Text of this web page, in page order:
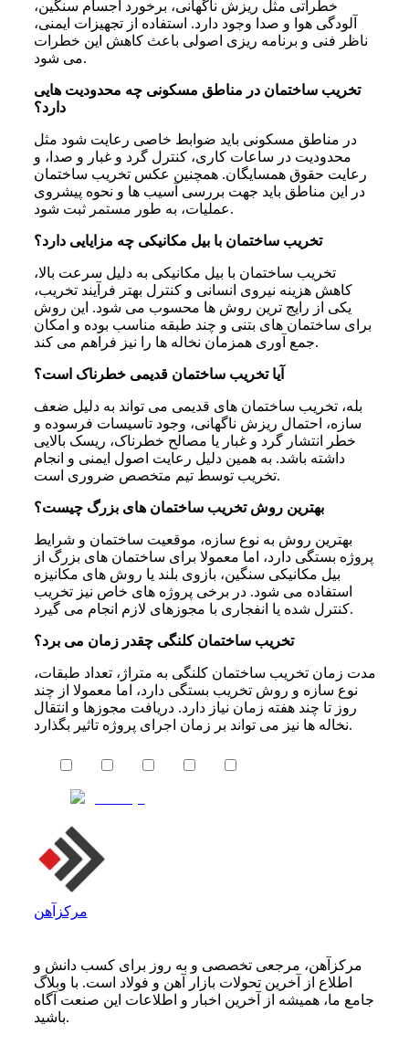
خطراتی مثل ریزش ناگهانی، برخورد اجسام سنگین،
آلودگی هوا و صدا وجود دارد. استفاده از تجهیزات ایمنی،
ناظر فنی و برنامه ریزی اصولی باعث کاهش این خطرات
می شود.
تخریب ساختمان در مناطق مسکونی چه محدودیت هایی
دارد؟
در مناطق مسکونی باید ضوابط خاصی رعایت شود مثل
محدودیت در ساعات کاری، کنترل گرد و غبار و صدا، و
رعایت حقوق همسایگان. همچنین عکس تخریب ساختمان
در این مناطق باید جهت بررسی آسیب ها و نحوه پیشروی
عملیات، به طور مستمر ثبت شود.
تخریب ساختمان با بیل مکانیکی چه مزایایی دارد؟
تخریب ساختمان با بیل مکانیکی به دلیل سرعت بالا،
کاهش هزینه نیروی انسانی و کنترل بهتر فرآیند تخریب،
یکی از رایج ترین روش ها محسوب می شود. این روش
برای ساختمان های بتنی و چند طبقه مناسب بوده و امکان
جمع آوری همزمان نخاله ها را نیز فراهم می کند.
آیا تخریب ساختمان قدیمی خطرناک است؟
بله، تخریب ساختمان های قدیمی می تواند به دلیل ضعف
سازه، احتمال ریزش ناگهانی، وجود تاسیسات فرسوده و
خطر انتشار گرد و غبار یا مصالح خطرناک، ریسک بالایی
داشته باشد. به همین دلیل رعایت اصول ایمنی و انجام
تخریب توسط تیم متخصص ضروری است.
بهترین روش تخریب ساختمان های بزرگ چیست؟
بهترین روش به نوع سازه، موقعیت ساختمان و شرایط
پروژه بستگی دارد، اما معمولا برای ساختمان های بزرگ از
بیل مکانیکی سنگین، بازوی بلند یا روش های مکانیزه
استفاده می شود. در برخی پروژه های خاص نیز تخریب
کنترل شده یا انفجاری با مجوزهای لازم انجام می گیرد.
تخریب ساختمان کلنگی چقدر زمان می برد؟
مدت زمان تخریب ساختمان کلنگی به متراژ، تعداد طبقات،
نوع سازه و روش تخریب بستگی دارد، اما معمولا از چند
روز تا چند هفته زمان نیاز دارد. دریافت مجوزها و انتقال
نخاله ها نیز می تواند بر زمان اجرای پروژه تاثیر بگذارد.
مرکزآهن
مرکزآهن، مرجعی تخصصی و به روز برای کسب دانش و
اطلاع از آخرین تحولات بازار آهن و فولاد است. با وبلاگ
جامع ما، همیشه از آخرین اخبار و اطلاعات این صنعت آگاه
باشید.